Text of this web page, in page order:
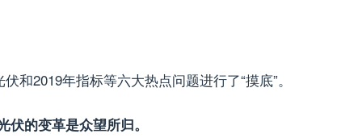
2019年指标等六大热点问题进行了“摸底”。
的变革是众望所归。